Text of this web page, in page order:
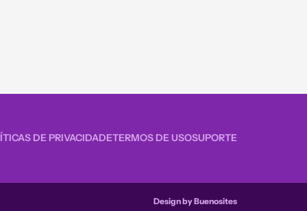
DE PRIVACIDADETERMOS DE USOSUPORTE
Design by Buenosites